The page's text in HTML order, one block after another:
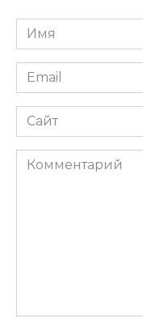
Имя
*
Email
*
Сайт
Комментарий